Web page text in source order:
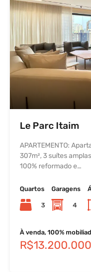
Le Parc Itaim
APARTEMENTO:
307m², 3 suítes
100% reformado e…
Quartos
3
Garagens
4
À venda, 100%
R$13.200.000